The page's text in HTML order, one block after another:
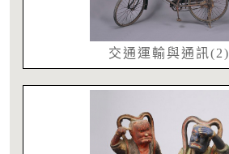
交通運輸與通訊(2)